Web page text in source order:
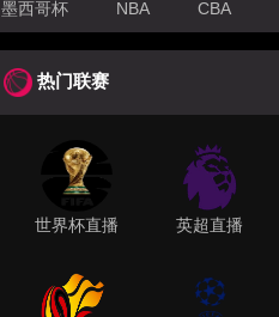
墨西哥杯 NBA CBA
热门联赛
世界杯直播 英超直播